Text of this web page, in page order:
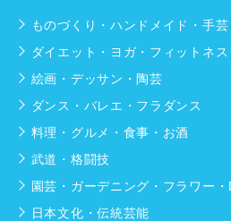
ものづくり・ハンドメイド・手
ダイエット・ヨガ・フィットネ
絵画・デッサン・陶芸
ダンス・バレエ・フラダンス
料理・グルメ・食事・お酒
武道・格闘技
園芸・ガーデニング・フラワー
日本文化・伝統芸能